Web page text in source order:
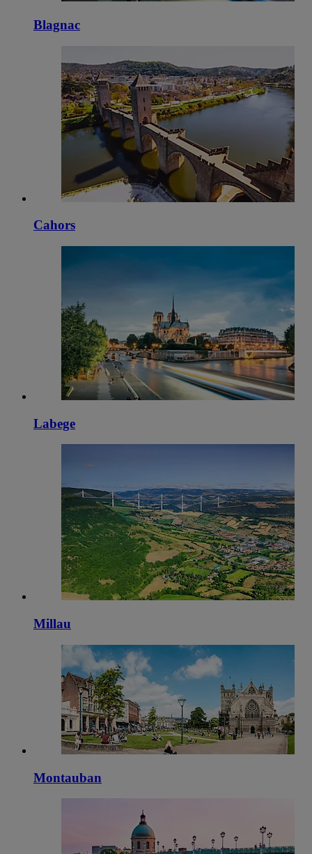
Blagnac
Cahors
Labege
Millau
Montauban